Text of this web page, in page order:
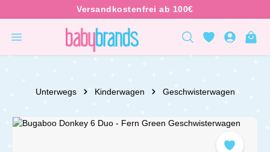
Unterwegs Kinderwagen Geschwisterwagen